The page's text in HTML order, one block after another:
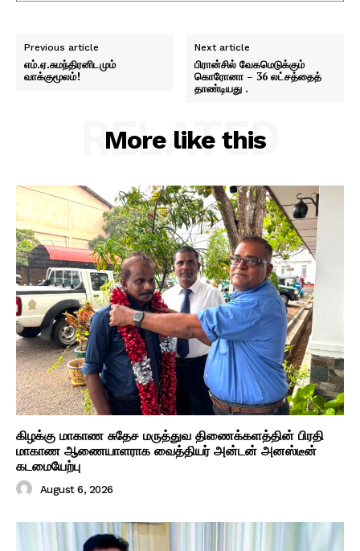
Previous article
எம்.ஏ.சுமந்திரனிடமும்
வாக்குமூலம்!
Next article
பிரான்சில் வேகமெடுக்கும்
கொரோனா – 36 லட்சத்தைத்
தாண்டியது .
More like this
RELATED
கிழக்கு மாகாண சுதேச மருத்துவ திணைக்களத்தின் பிரதி
மாகாண ஆணையாளராக வைத்தியர் அன்டன் அனஸ்டீன்
கடமையேற்பு
August 6, 2026